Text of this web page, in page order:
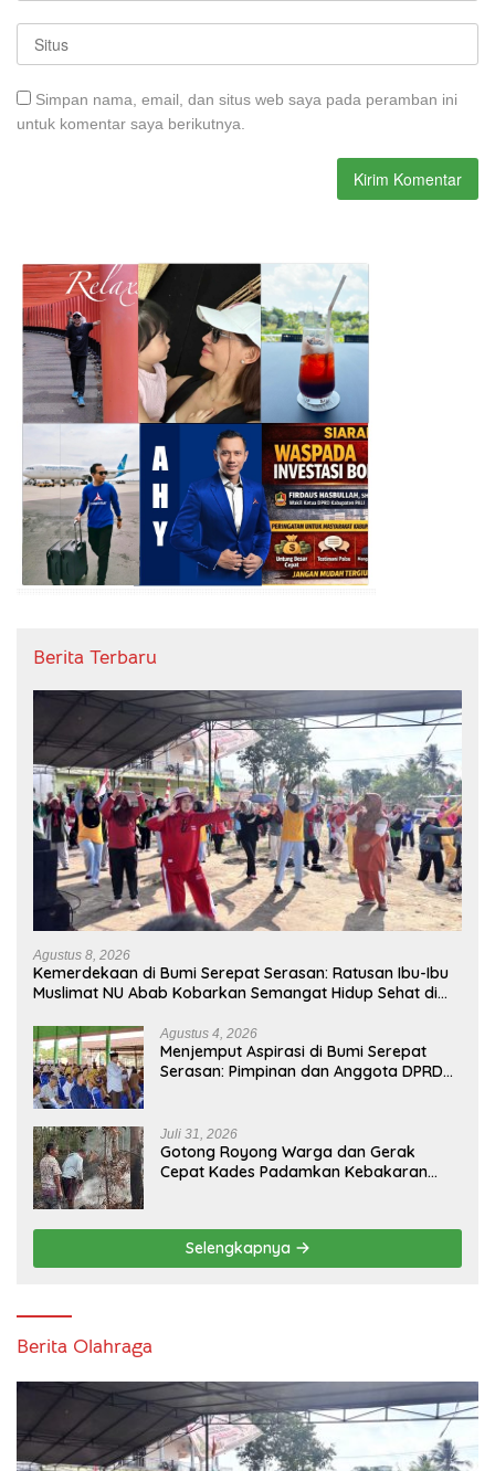
Simpan nama, email, dan situs web saya pada peramban ini
untuk komentar saya berikutnya.
Berita Terbaru
Agustus 8, 2026
Kemerdekaan di Bumi Serepat Serasan: Ratusan Ibu-Ibu
Muslimat NU Abab Kobarkan Semangat Hidup Sehat di
Agustus 4, 2026
Menjemput Aspirasi di Bumi Serepat
Serasan: Pimpinan dan Anggota DPRD
2026
Juli 31, 2026
Gotong Royong Warga dan Gerak
Cepat Kades Padamkan Kebakaran
Selengkapnya
Berita Olahraga